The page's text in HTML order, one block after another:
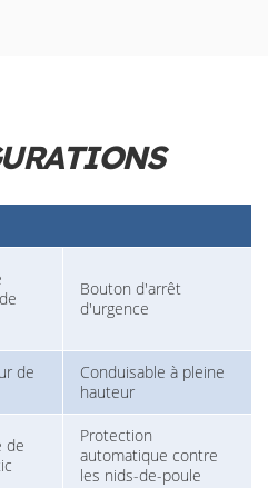
Bouton d'arrêt
d'urgence
de
Conduisable à pleine
hauteur
de
Protection
automatique contre
les nids-de-poule